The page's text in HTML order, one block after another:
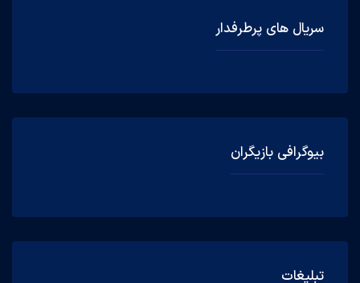
سریال های پرطرفدار
بیوگرافی بازیگران
تبلیغات